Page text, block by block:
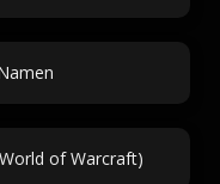
of Warcraft)